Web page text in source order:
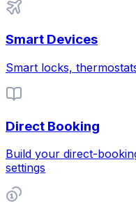
Smart Devices
Smart locks,
Direct Booking
Build your direct-
settings